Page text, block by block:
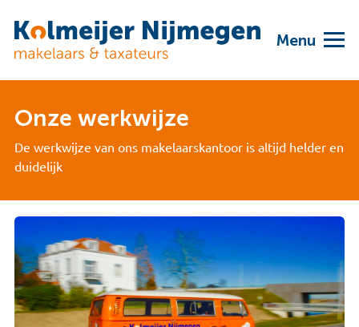
Menu
Onze werkwijze
De werkwijze van ons makelaarskantoor is altijd helder en
duidelijk